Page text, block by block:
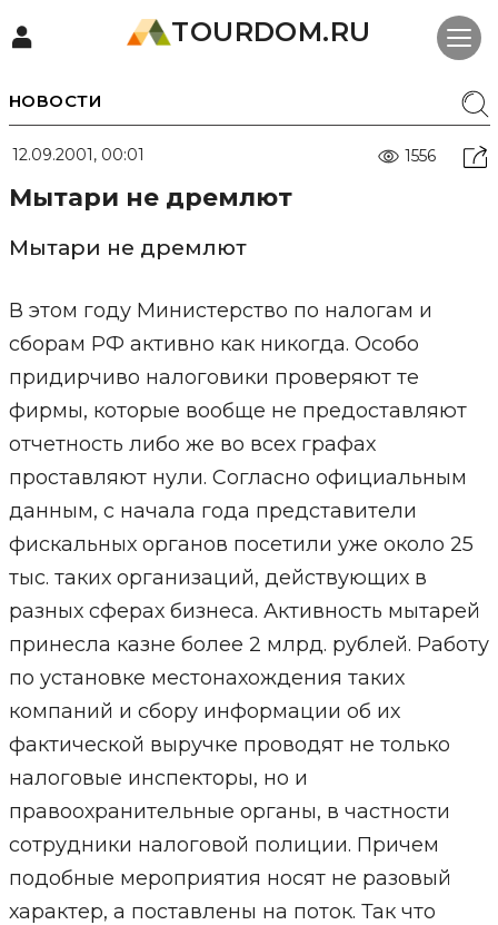
TOURDOM.RU
НОВОСТИ
12.09.2001, 00:01 1556
Мытари не дремлют
Мытари не дремлют
В этом году Министерство по налогам и
сборам РФ активно как никогда. Особо
придирчиво налоговики проверяют те
фирмы, которые вообще не предоставляют
отчетность либо же во всех графах
проставляют нули. Согласно официальным
данным, с начала года представители
фискальных органов посетили уже около 25
тыс. таких организаций, действующих в
разных сферах бизнеса. Активность мытарей
принесла казне более 2 млрд. рублей. Работу
по установке местонахождения таких
компаний и сбору информации об их
фактической выручке проводят не только
налоговые инспекторы, но и
правоохранительные органы, в частности
сотрудники налоговой полиции. Причем
подобные мероприятия носят не разовый
характер, а поставлены на поток. Так что